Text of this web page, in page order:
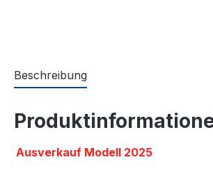
Beschreibung
Ausverkauf Modell 2025